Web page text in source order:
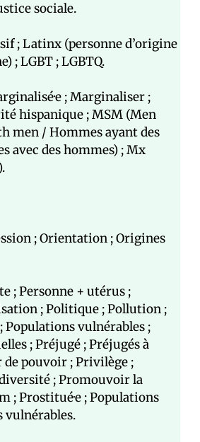
sociale.
; Latinx (personne d’origine
; LGBT ; LGBTQ.
; Marginaliser ;
hispanique ; MSM (Men
men / Hommes ayant des
avec des hommes) ; Mx
; Orientation ; Origines
; Personne + utérus ;
; Politique ; Pollution ;
Populations vulnérables ;
; Préjugé ; Préjugés à
de pouvoir ; Privilège ;
; Promouvoir la
; Prostitué·e ; Populations
vulnérables.